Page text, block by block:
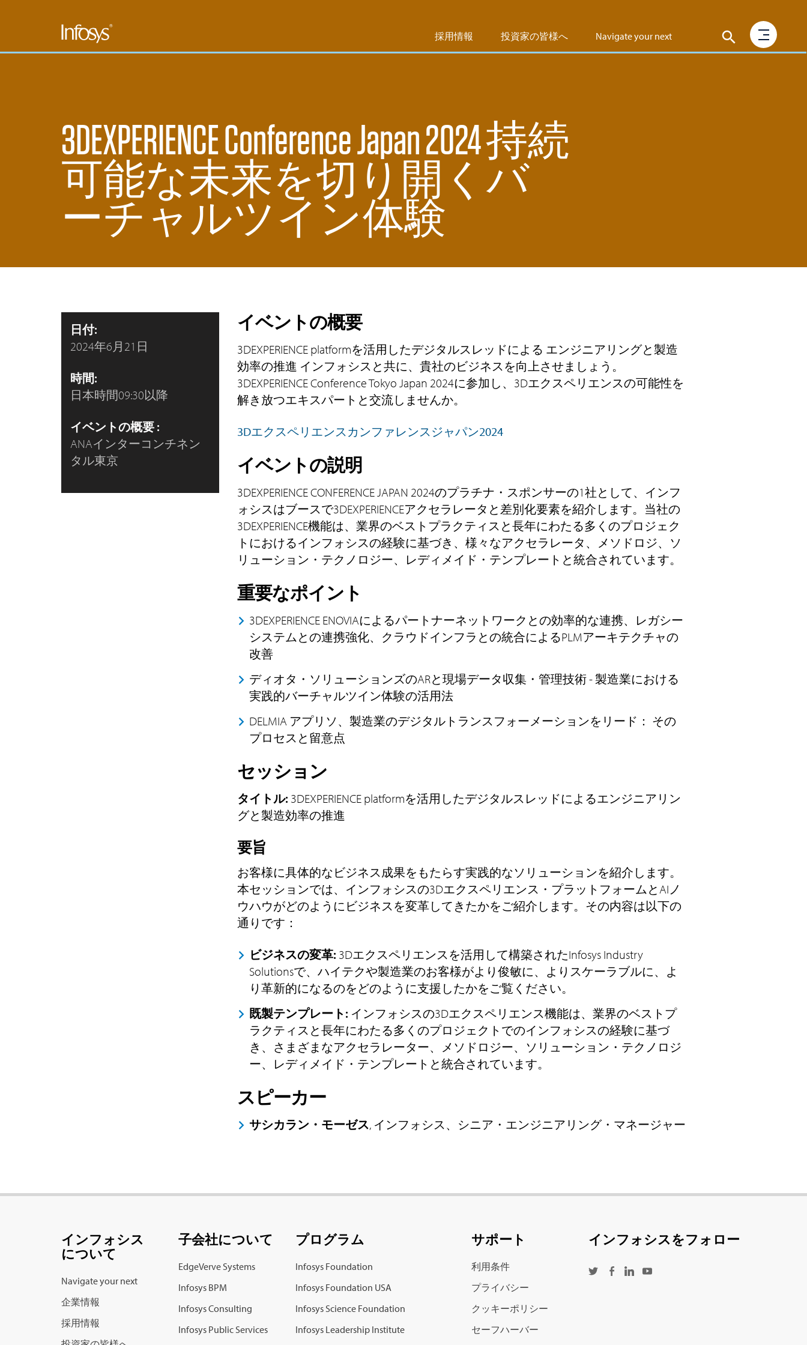
採用情報 投資家の皆様へ Navigate your next
3DEXPERIENCE Conference Japan 2024 持続
可能な未来を切り開くバ
ーチャルツイン体験
日付:
2024年6月21日
時間:
日本時間09:30以降
イベントの概要 :
ANAインターコンチネン
タル東京
イベントの概要
3DEXPERIENCE platformを活用したデジタルスレッドによる エンジニアリングと製造
効率の推進 インフォシスと共に、貴社のビジネスを向上させましょう。
3DEXPERIENCE Conference Tokyo Japan 2024に参加し、3Dエクスペリエンスの可能性を
解き放つエキスパートと交流しませんか。
3Dエクスペリエンスカンファレンスジャパン2024
イベントの説明
3DEXPERIENCE CONFERENCE JAPAN 2024のプラチナ・スポンサーの1社として、インフ
ォシスはブースで3DEXPERIENCEアクセラレータと差別化要素を紹介します。当社の
3DEXPERIENCE機能は、業界のベストプラクティスと長年にわたる多くのプロジェク
トにおけるインフォシスの経験に基づき、様々なアクセラレータ、メソドロジ、ソ
リューション・テクノロジー、レディメイド・テンプレートと統合されています。
重要なポイント
3DEXPERIENCE ENOVIAによるパートナーネットワークとの効率的な連携、レガシー
システムとの連携強化、クラウドインフラとの統合によるPLMアーキテクチャの
改善
ディオタ・ソリューションズのARと現場データ収集・管理技術 - 製造業における
実践的バーチャルツイン体験の活用法
DELMIA アプリソ、製造業のデジタルトランスフォーメーションをリード： その
プロセスと留意点
セッション
タイトル: 3DEXPERIENCE platformを活用したデジタルスレッドによるエンジニアリン
グと製造効率の推進
要旨
お客様に具体的なビジネス成果をもたらす実践的なソリューションを紹介します。
本セッションでは、インフォシスの3Dエクスペリエンス・プラットフォームとAIノ
ウハウがどのようにビジネスを変革してきたかをご紹介します。その内容は以下の
通りです：
ビジネスの変革: 3Dエクスペリエンスを活用して構築されたInfosys Industry
Solutionsで、ハイテクや製造業のお客様がより俊敏に、よりスケーラブルに、よ
り革新的になるのをどのように支援したかをご覧ください。
既製テンプレート: インフォシスの3Dエクスペリエンス機能は、業界のベストプ
ラクティスと長年にわたる多くのプロジェクトでのインフォシスの経験に基づ
き、さまざまなアクセラレーター、メソドロジー、ソリューション・テクノロジ
ー、レディメイド・テンプレートと統合されています。
スピーカー
サシカラン・モーゼス, インフォシス、シニア・エンジニアリング・マネージャー
インフォシス
について
Navigate your next
企業情報
採用情報
子会社について
EdgeVerve Systems
Infosys BPM
Infosys Consulting
Infosys Public Services
プログラム
Infosys Foundation
Infosys Foundation USA
Infosys Science Foundation
Infosys Leadership Institute
サポート
利用条件
プライバシー
クッキーポリシー
セーフハーバー
インフォシスをフォロー